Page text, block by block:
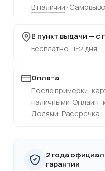
В наличии ·
В пункт выдачи — с
Бесплатно · 1-2 дня
Оплата
После примерки:
наличными. Онлайн:
Долями, Рассрочка
2 года
гарантии